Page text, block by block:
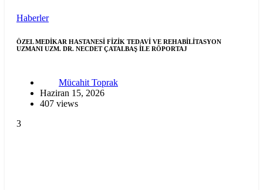
Haberler
ÖZEL MEDİKAR HASTANESİ FİZİK TEDAVİ VE REHABİLİTASYON
UZMANI UZM. DR. NECDET ÇATALBAŞ İLE RÖPORTAJ
Mücahit Toprak
Haziran 15, 2026
407 views
3